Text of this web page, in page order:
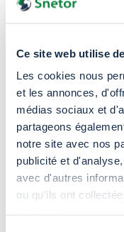
Ce site web utilise
Les cookies nous
et les annonces,
médias sociaux et
partageons
notre site avec nos
publicité et
avec d'autres
ou qu'ils ont
Pièces sous
Ces